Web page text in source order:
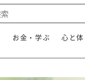
お金・学ぶ 心と体